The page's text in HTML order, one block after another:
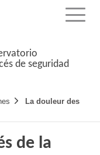
Menu
de seguridad
La douleur des
de la